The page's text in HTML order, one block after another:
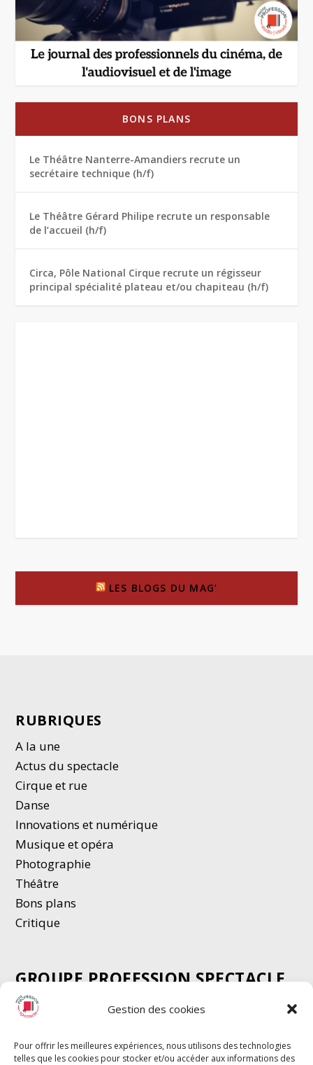
Gestion des cookies
Pour offrir les meilleures expériences, nous utilisons des technologies
telles que les cookies pour stocker et/ou accéder aux informations des
BONS PLANS
Le Théâtre Nanterre-Amandiers recrute un
secrétaire technique (h/f)
Le Théâtre Gérard Philipe recrute un responsable
de l’accueil (h/f)
Circa, Pôle National Cirque recrute un régisseur
principal spécialité plateau et/ou chapiteau (h/f)
LES BLOGS DU MAG’
RUBRIQUES
A la une
Actus du spectacle
Cirque et rue
Danse
Innovations et numérique
Musique et opéra
Photographie
Théâtre
Bons plans
Critique
GROUPE PROFESSION SPECTACLE
Chèque Intermittents
Chèque Compta